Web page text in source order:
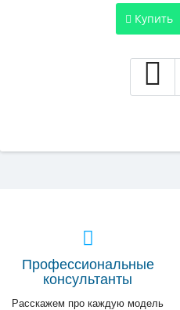
Купить
Профессиональные
консультанты
Расскажем про каждую модель